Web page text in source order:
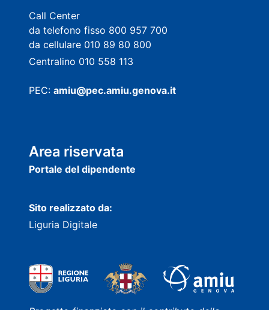
Call Center
da telefono fisso 800 957 700
da cellulare 010 89 80 800
Centralino 010 558 113
PEC: amiu@pec.amiu.genova.it
Area riservata
Portale del dipendente
Sito realizzato da:
Liguria Digitale